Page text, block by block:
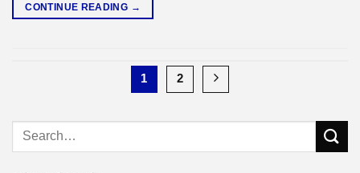
CONTINUE READING →
1 2